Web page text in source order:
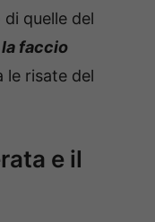
quelle del
faccio
le risate del
e il